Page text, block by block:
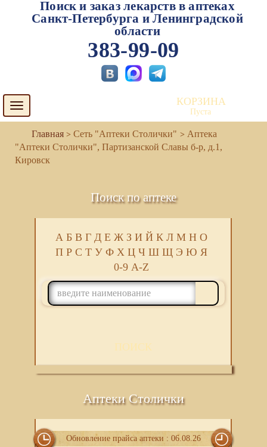
Поиск и заказ лекарств в аптеках
Санкт-Петербурга и Ленинградской
области
383-99-09
Toggle
navigation
КОРЗИНА
Пуста
Сеть "Аптеки Столички"
Аптека
"Аптеки Столички", Партизанской Славы б-р, д.1,
Кировск
Поиск по аптеке
А Б В Г Д Е Ж З И Й К Л М Н О
П Р С Т У Ф Х Ц Ч Ш Щ Э Ю Я
0-9 A-Z
ПОИСК
Аптеки Столички
Обновление прайса аптеки : 06.08.26